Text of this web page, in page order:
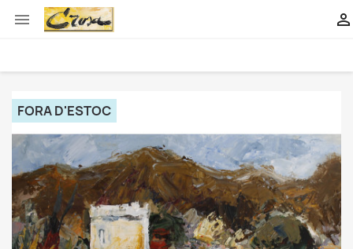
 
FORA D'ESTOC